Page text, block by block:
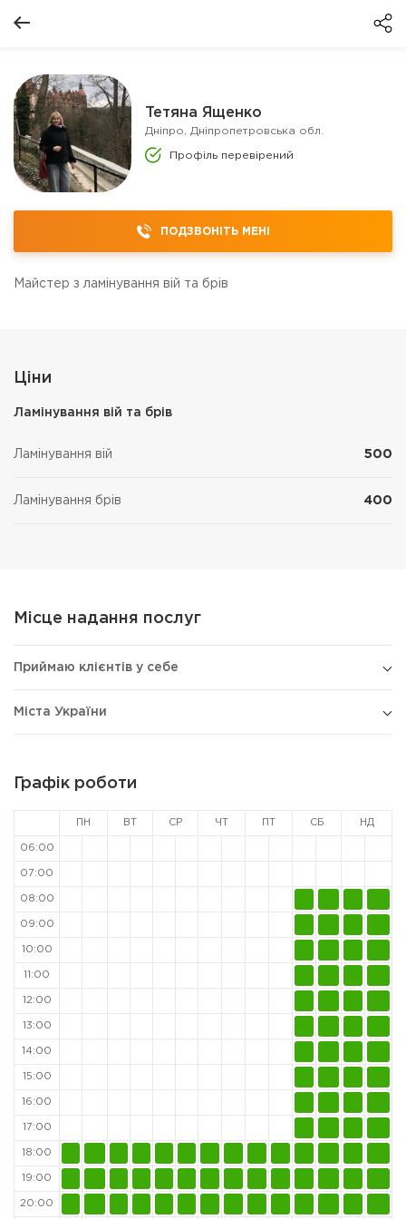
Тетяна Ященко
Дніпро, Дніпропетровська обл.
Профіль перевірений
ПОДЗВОНІТЬ МЕНІ
Майстер з ламінування вій та брів
Ціни
Ламінування вій та брів
Ламінування вій 500
Ламінування брів 400
Місце надання послуг
Приймаю клієнтів у себе
Міста України
Графік роботи
ПН ВТ СР ЧТ СБ НД
06:00
07:00
08:00
09:00
10:00
11:00
12:00
13:00
14:00
15:00
16:00
17:00
18:00
19:00
20:00